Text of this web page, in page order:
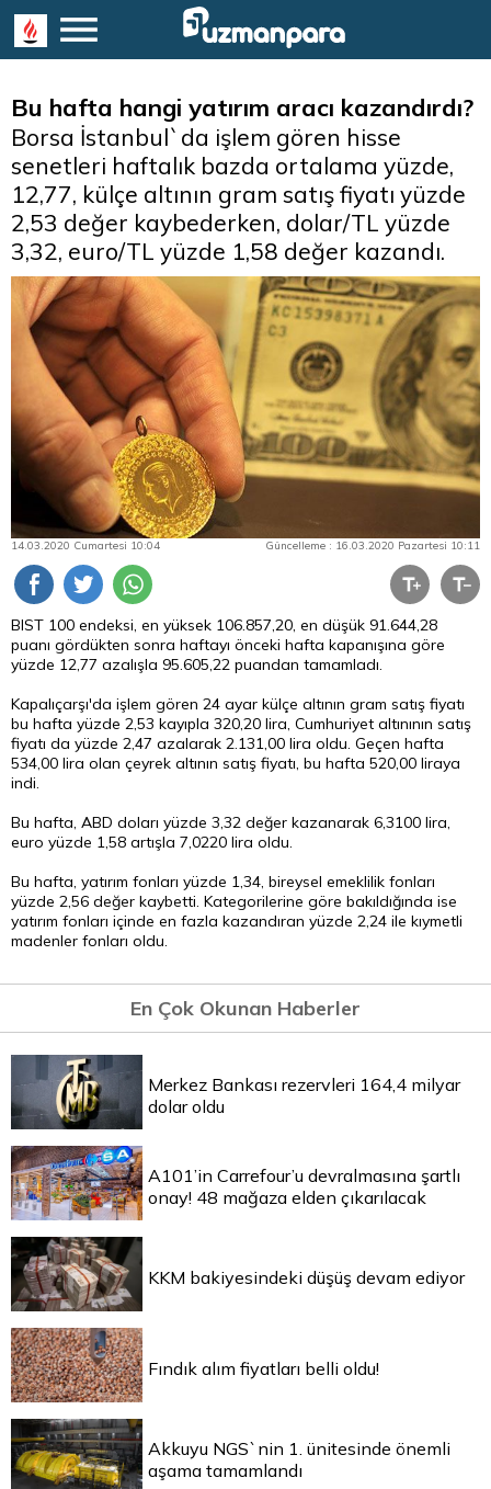
Bu hafta hangi yatırım aracı kazandırdı?
Borsa İstanbul`da işlem gören hisse
senetleri haftalık bazda ortalama yüzde,
12,77, külçe altının gram satış fiyatı yüzde
2,53 değer kaybederken, dolar/TL yüzde
3,32, euro/TL yüzde 1,58 değer kazandı.
14.03.2020 Cumartesi 10:04 Güncelleme : 16.03.2020 Pazartesi 10:11
BIST 100 endeksi, en yüksek 106.857,20, en düşük 91.644,28
puanı gördükten sonra haftayı önceki hafta kapanışına göre
yüzde 12,77 azalışla 95.605,22 puandan tamamladı.
Kapalıçarşı'da işlem gören 24 ayar külçe altının gram satış fiyatı
bu hafta yüzde 2,53 kayıpla 320,20 lira, Cumhuriyet altınının satış
fiyatı da yüzde 2,47 azalarak 2.131,00 lira oldu. Geçen hafta
534,00 lira olan çeyrek altının satış fiyatı, bu hafta 520,00 liraya
indi.
Bu hafta, ABD doları yüzde 3,32 değer kazanarak 6,3100 lira,
euro yüzde 1,58 artışla 7,0220 lira oldu.
Bu hafta, yatırım fonları yüzde 1,34, bireysel emeklilik fonları
yüzde 2,56 değer kaybetti. Kategorilerine göre bakıldığında ise
yatırım fonları içinde en fazla kazandıran yüzde 2,24 ile kıymetli
madenler fonları oldu.
En Çok Okunan Haberler
Merkez Bankası rezervleri 164,4 milyar
dolar oldu
A101’in Carrefour’u devralmasına şartlı
onay! 48 mağaza elden çıkarılacak
KKM bakiyesindeki düşüş devam ediyor
Fındık alım fiyatları belli oldu!
Akkuyu NGS`nin 1. ünitesinde önemli
aşama tamamlandı